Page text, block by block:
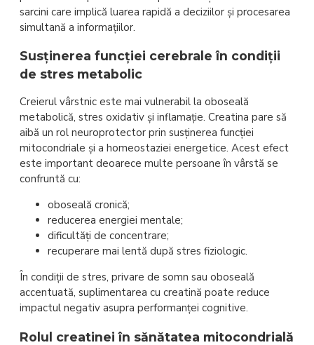
sarcini care implică luarea rapidă a deciziilor și procesarea
simultană a informațiilor.
Susținerea funcției cerebrale în condiții
de stres metabolic
Creierul vârstnic este mai vulnerabil la oboseală
metabolică, stres oxidativ și inflamație. Creatina pare să
aibă un rol neuroprotector prin susținerea funcției
mitocondriale și a homeostaziei energetice. Acest efect
este important deoarece multe persoane în vârstă se
confruntă cu:
oboseală cronică;
reducerea energiei mentale;
dificultăți de concentrare;
recuperare mai lentă după stres fiziologic.
În condiții de stres, privare de somn sau oboseală
accentuată, suplimentarea cu creatină poate reduce
impactul negativ asupra performanței cognitive.
Rolul creatinei în sănătatea mitocondrială